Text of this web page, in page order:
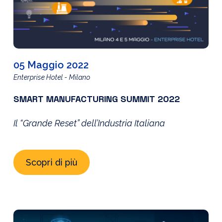
05 Maggio 2022
Enterprise Hotel - Milano
SMART MANUFACTURING SUMMIT 2022
Il “Grande Reset” dell’Industria Italiana
Scopri di più